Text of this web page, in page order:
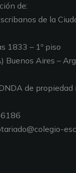
de:
de la
1833 – 1º piso
Buenos Aires –
de